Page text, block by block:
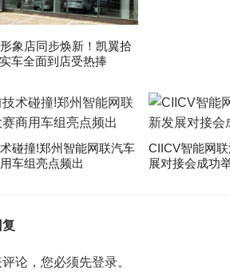
象店同步焕新！凯翼拾
车全面到店受热捧
碰撞!郑州智能网联汽车
车组亮点频出
CIICV智能网
展对接会成功
论，您必须先登录。